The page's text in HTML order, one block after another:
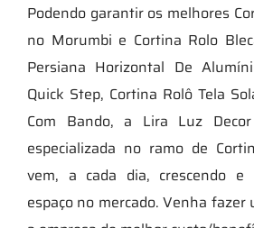
Podendo garantir os melhores
no Morumbi e Cortina Rolo
Persiana Horizontal De
Quick Step, Cortina Rolô Tela
Com Bando, a Lira Luz
especializada no ramo de
vem, a cada dia, crescendo e
espaço no mercado. Venha fazer